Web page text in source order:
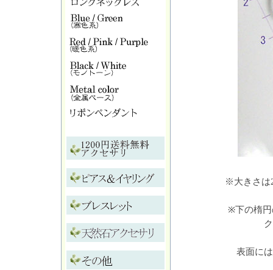
※大きさは
※下の楕円
表面に